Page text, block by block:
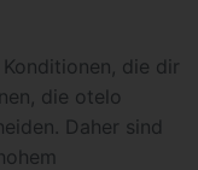
die dir
die otelo
Daher sind